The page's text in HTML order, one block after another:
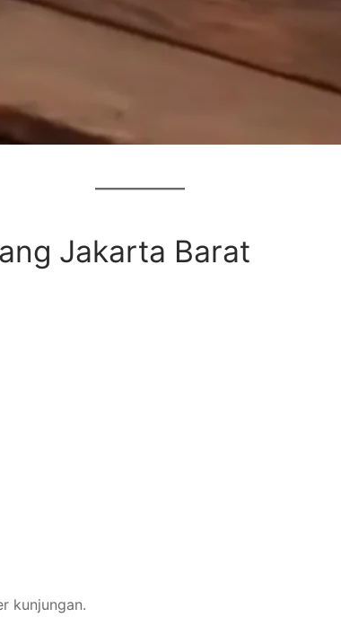
Jakarta Barat
kunjungan.